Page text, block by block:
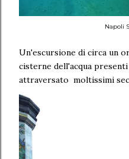
Napoli
Un'escursione di circa un
cisterne dell'acqua
attraversato moltissimi